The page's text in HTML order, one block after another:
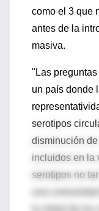
como el 3 que
antes de la
masiva.
"Las
un país donde
serotipos
disminución
incluidos en la
serotipos no
una